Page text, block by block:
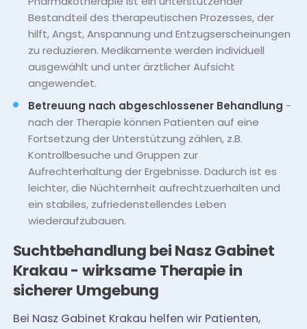
Bestandteil des therapeutischen Prozesses, der
hilft, Angst, Anspannung und Entzugserscheinungen
zu reduzieren. Medikamente werden individuell
ausgewählt und unter ärztlicher Aufsicht
angewendet.
Betreuung nach abgeschlossener Behandlung -
nach der Therapie können Patienten auf eine
Fortsetzung der Unterstützung zählen, z.B.
Kontrollbesuche und Gruppen zur
Aufrechterhaltung der Ergebnisse. Dadurch ist es
leichter, die Nüchternheit aufrechtzuerhalten und
ein stabiles, zufriedenstellendes Leben
wiederaufzubauen.
Suchtbehandlung bei Nasz Gabinet
Krakau - wirksame Therapie in
sicherer Umgebung
Bei Nasz Gabinet Krakau helfen wir Patienten,